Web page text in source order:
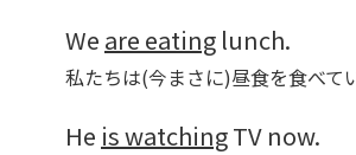
We are eating lunch.
私たちは(今まさに)昼食を食べて
He is watchingTV now.